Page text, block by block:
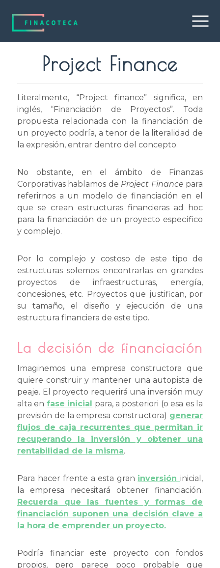
Project Finance
Literalmente, “Project finance” significa, en
inglés, “Financiación de Proyectos”. Toda
propuesta relacionada con la financiación de
un proyecto podría, a tenor de la literalidad de
la expresión, entrar dentro del concepto.
No obstante, en el ámbito de Finanzas
Corporativas hablamos de Project Finance para
referirnos a un modelo de financiación en el
que se crean estructuras financieras ad hoc
para la financiación de un proyecto específico
y complejo.
Por lo complejo y costoso de este tipo de
estructuras solemos encontrarlas en grandes
proyectos de infraestructuras, energía,
concesiones, etc. Proyectos que justifican, por
su tamaño, el diseño y ejecución de una
estructura financiera de este tipo.
La decisión de financiación
Imaginemos una empresa constructora que
quiere construir y mantener una autopista de
peaje. El proyecto requerirá una inversión muy
alta en fase inicial para, a posteriori (o esa es la
previsión de la empresa constructora) generar
flujos de caja recurrentes que permitan ir
recuperando la inversión y obtener una
rentabilidad de la misma.
Para hacer frente a esta gran inversióninicial,
la empresa necesitará obtener financiación.
Recuerda que las fuentes y formas de
financiación suponen una decisión clave a
la hora de emprender un proyecto.
Podría financiar este proyecto con fondos
propios, pero parece poco probable que